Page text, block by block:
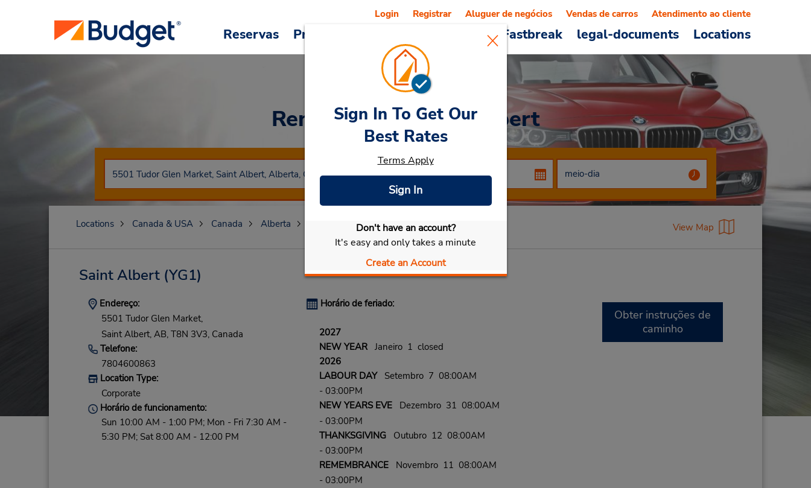
Reservas Promoções Veículos e serviços Fastbreak legal-documents Locations
Login Registrar Aluguer de negócios Vendas de carros Atendimento ao cliente
Rent a Carat Saint Albert
Selecionar meu carro
Sign In To Get Our
Best Rates
Terms Apply
Sign In
Don't have an account?
It's easy and only takes a minute
Create an Account
Locations Canada & USA Canada Alberta Saint Albert View Map
Saint Albert(YG1)
Endereço:
5501 Tudor Glen Market,
Saint Albert, AB, T8N 3V3, Canada
Telefone:
7804600863
Location Type:
Corporate
Horário de funcionamento:
Sun 10:00 AM - 1:00 PM; Mon - Fri 7:30 AM -
5:30 PM; Sat 8:00 AM - 12:00 PM
Horário de feriado:
2027
NEW YEARJaneiro 1 closed
2026
LABOUR DAYSetembro 7 08:00AM
- 03:00PM
NEW YEARS EVEDezembro 31 08:00AM
- 03:00PM
THANKSGIVINGOutubro 12 08:00AM
- 03:00PM
REMEMBRANCENovembro 11 08:00AM
- 03:00PM
Obter instruções de
caminho